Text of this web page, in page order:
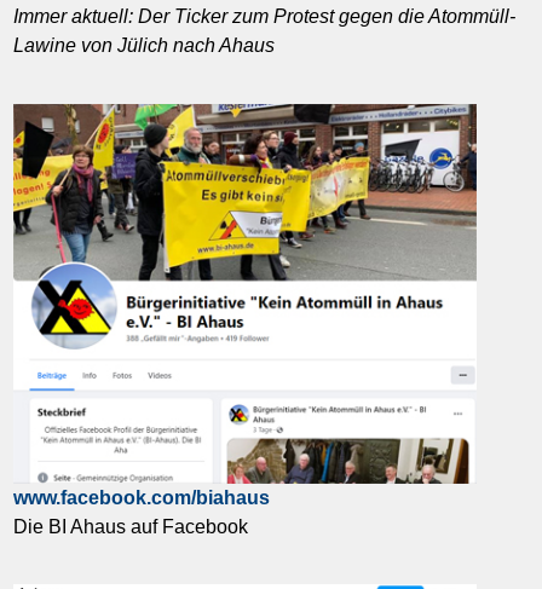
Immer aktuell: Der Ticker zum Protest gegen die Atommüll-
Lawine von Jülich nach Ahaus
www.facebook.com/biahaus
Die BI Ahaus auf Facebook